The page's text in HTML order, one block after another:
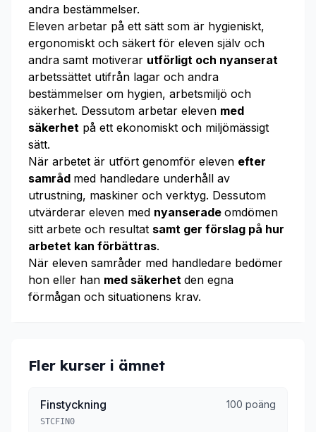
andra bestämmelser.
Eleven arbetar på ett sätt som är hygieniskt,
ergonomiskt och säkert för eleven själv och
andra samt motiverar utförligt och nyanserat
arbetssättet utifrån lagar och andra
bestämmelser om hygien, arbetsmiljö och
säkerhet. Dessutom arbetar eleven med
säkerhet på ett ekonomiskt och miljömässigt
sätt.
När arbetet är utfört genomför eleven efter
samråd med handledare underhåll av
utrustning, maskiner och verktyg. Dessutom
utvärderar eleven med nyanserade omdömen
sitt arbete och resultat samt ger förslag på hur
arbetet kan förbättras.
När eleven samråder med handledare bedömer
hon eller han med säkerhet den egna
förmågan och situationens krav.
Fler kurser i ämnet
Finstyckning 100 poäng
STCFIN0